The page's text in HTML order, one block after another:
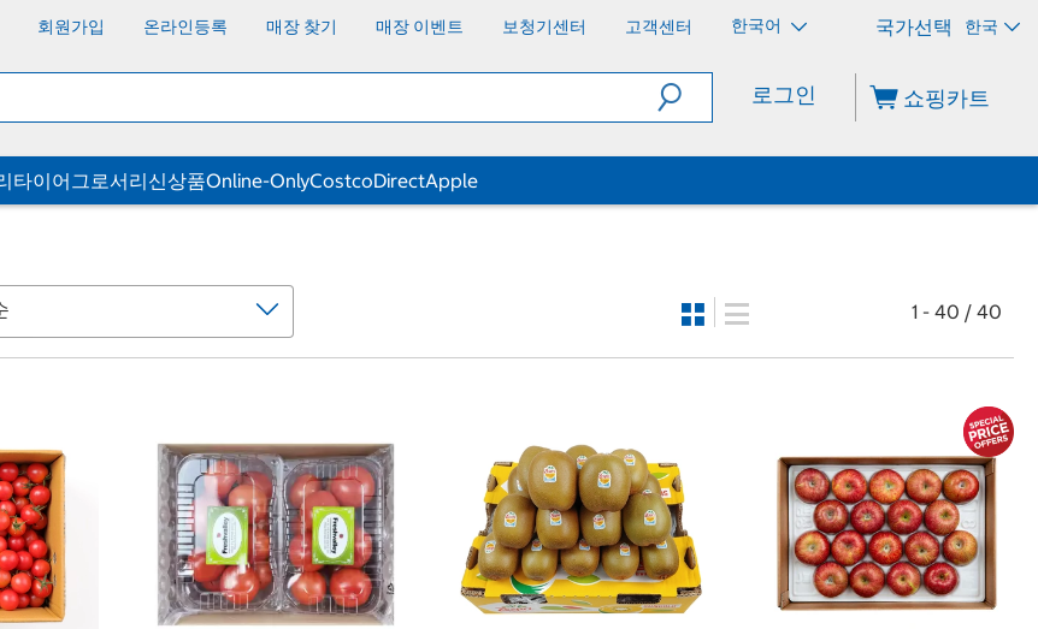
회원가입 온라인등록 매장 찾기 매장 이벤트 보청기센터 고객센터 한국어 한국
로그인 쇼핑카트
타이어그로서리신상품Online-OnlyCostcoDirectApple
1 - 40 / 40